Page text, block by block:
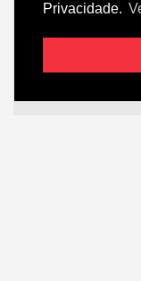
Privacidade.
Moradia | 3
€ 449